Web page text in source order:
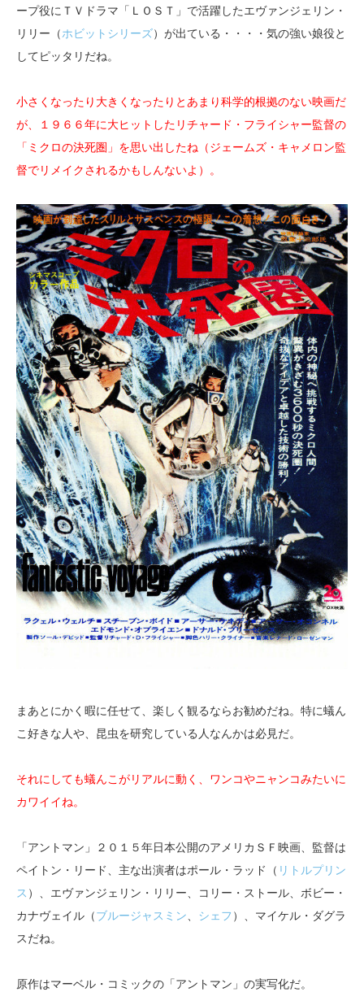
ープ役にＴＶドラマ「ＬＯＳＴ」で活躍したエヴァンジェリン・
リリー（ホビットシリーズ）が出ている・・・・気の強い娘役と
してピッタリだね。
小さくなったり大きくなったりとあまり科学的根拠のない映画だ
が、１９６６年に大ヒットしたリチャード・フライシャー監督の
「ミクロの決死圏」を思い出したね（ジェームズ・キャメロン監
督でリメイクされるかもしんないよ）。
まあとにかく暇に任せて、楽しく観るならお勧めだね。特に蟻ん
こ好きな人や、昆虫を研究している人なんかは必見だ。
それにしても蟻んこがリアルに動く、ワンコやニャンコみたいに
カワイイね。
「アントマン」２０１５年日本公開のアメリカＳＦ映画、監督は
ペイトン・リード、主な出演者はポール・ラッド（ リトルプリン
ス ）、エヴァンジェリン・リリー、コリー・ストール、ボビー・
カナヴェイル（ブルージャスミン、 シェフ ）、マイケル・ダグラ
スだね。
原作はマーベル・コミックの「アントマン」の実写化だ。